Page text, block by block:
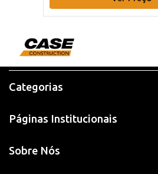
Categorias
Páginas Institucionais
Sobre Nós